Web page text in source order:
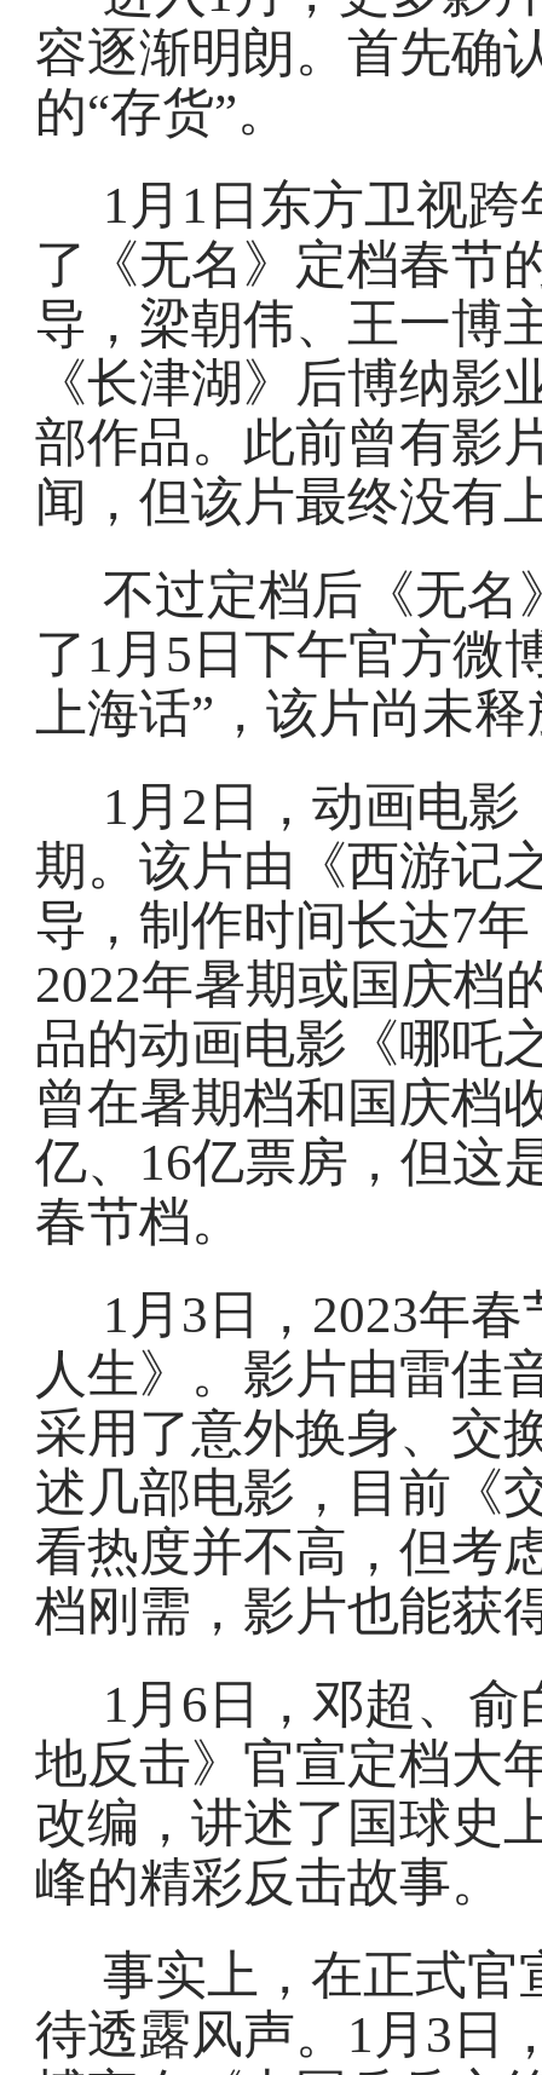
容逐渐明朗。首先确
的“存货”。
1月1日东方卫视
了《无名》定档春节
导，梁朝伟、王一博
《长津湖》后博纳影
部作品。此前曾有影
闻，但该片最终没有
不过定档后《无名
了1月5日下午官方微
上海话”，该片尚未
1月2日，动画电
期。该片由《西游记
导，制作时间长达7
2022年暑期或国庆档
品的动画电影《哪吒
曾在暑期档和国庆档
亿、16亿票房，但这
春节档。
1月3日，2023年
人生》。影片由雷佳
采用了意外换身、交
述几部电影，目前《
看热度并不高，但考
档刚需，影片也能获
1月6日，邓超、
地反击》官宣定档大
改编，讲述了国球史
峰的精彩反击故事。
事实上，在正式官
待透露风声。1月3日